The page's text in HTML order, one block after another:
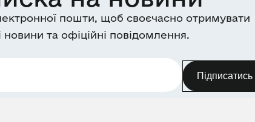
пошти, щоб своєчасно отримувати
новини та офіційні повідомлення.
Підписатись